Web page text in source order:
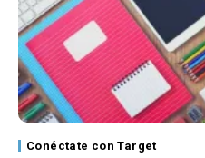
Conéctate con Target